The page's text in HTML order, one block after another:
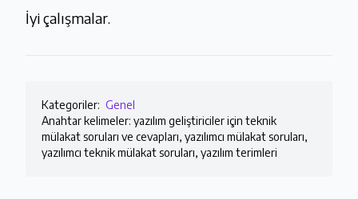
İyi çalışmalar.
Kategoriler: Genel
Anahtar kelimeler: yazılım geliştiriciler için teknik
mülakat soruları ve cevapları, yazılımcı mülakat soruları,
yazılımcı teknik mülakat soruları, yazılım terimleri